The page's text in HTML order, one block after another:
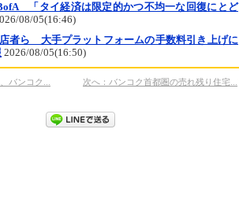
「タイ経済は限定的かつ不均一な回復にとど
08/05(16:46)
店者ら 大手プラットフォームの手数料引き上げに
2026/08/05(16:50)
バンコク... 次へ：バンコク首都圏の売れ残り住宅...